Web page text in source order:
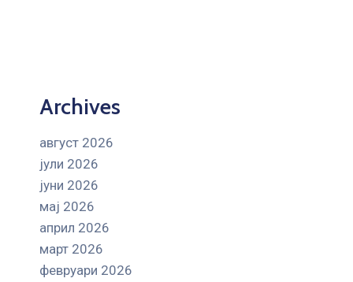
Archives
август 2026
јули 2026
јуни 2026
мај 2026
април 2026
март 2026
февруари 2026